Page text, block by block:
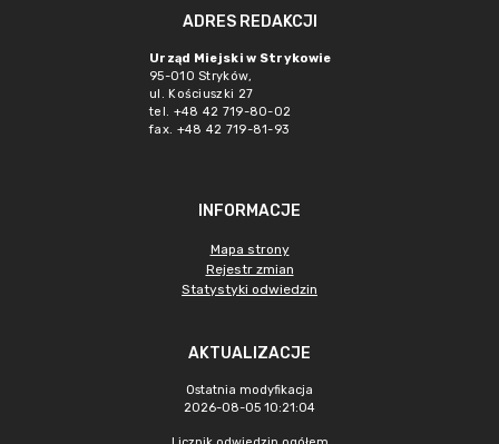
ADRES REDAKCJI
Urząd Miejski w Strykowie
95-010 Stryków,
ul. Kościuszki 27
tel. +48 42 719-80-02
fax. +48 42 719-81-93
INFORMACJE
Mapa strony
Rejestr zmian
Statystyki odwiedzin
AKTUALIZACJE
Ostatnia modyfikacja
2026-08-05 10:21:04